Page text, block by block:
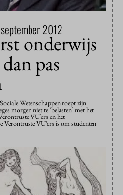
2012
onderwijs
pas
Wetenschappen roept zijn
morgen niet te ‘belasten’ met het
VU’ers en het
Verontruste VU’ers is om studenten